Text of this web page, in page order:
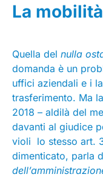
La
Quella del nulla
domanda è un
uffici aziendali e i
trasferimento. Ma
2018 – aldilà del
davanti al giudice
violi lo stesso art.
dimenticato, parla